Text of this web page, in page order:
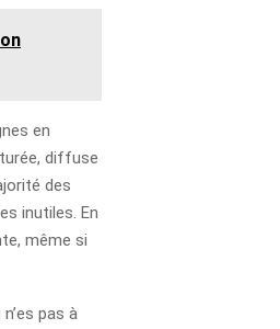
en
diffuse
des
inutiles. En
même si
pas à